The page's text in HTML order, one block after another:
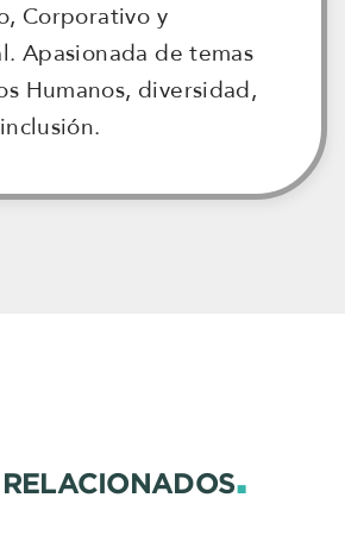
Corporativo y
Apasionada de temas
Humanos, diversidad,
.